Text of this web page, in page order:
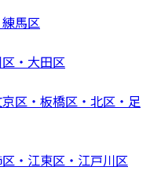
馬区
・大田区
区・板橋区・北区・足
・江東区・江戸川区